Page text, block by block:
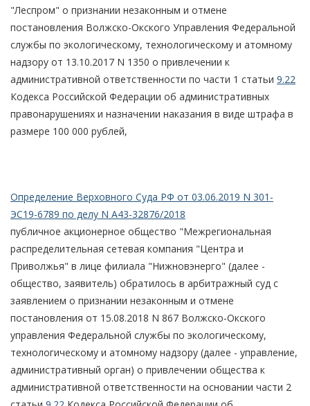
"Леспром" о признании незаконным и отмене
постановления Волжско-Окского Управления Федеральной
службы по экологическому, технологическому и атомному
надзору от 13.10.2017 N 1350 о привлечении к
административной ответственности по части 1 статьи 9.22
Кодекса Российской Федерации об административных
правонарушениях и назначении наказания в виде штрафа в
размере 100 000 рублей,
Определение Верховного Суда РФ от 03.06.2019 N 301-
ЭС19-6789 по делу N А43-32876/2018
публичное акционерное общество "Межрегиональная
распределительная сетевая компания "Центра и
Приволжья" в лице филиала "Нижновэнерго" (далее -
общество, заявитель) обратилось в арбитражный суд с
заявлением о признании незаконным и отмене
постановления от 15.08.2018 N 867 Волжско-Окского
управления Федеральной службы по экологическому,
технологическому и атомному надзору (далее - управление,
административный орган) о привлечении общества к
административной ответственности на основании части 2